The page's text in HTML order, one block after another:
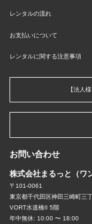
レンタルの流れ
お支払いについて
レンタルに関する注意事項
【法人
お問い合わせ
株式会社まるっと（ワ
〒101-0061
東京都千代田区神田三崎町三
VORT水道橋II 5階
年中無休: 10:00 〜 18:00